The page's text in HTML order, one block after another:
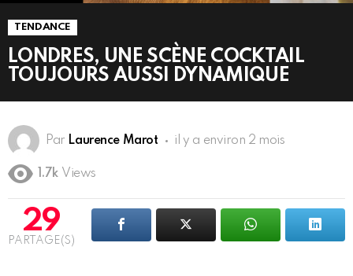
TENDANCE
LONDRES, UNE SCÈNE COCKTAIL
TOUJOURS AUSSI DYNAMIQUE
Par Laurence Marot il y a environ 2 mois
1.7k Views
29
PARTAGE(S)